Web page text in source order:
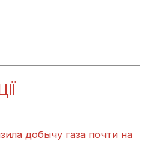
добычу газа почти на